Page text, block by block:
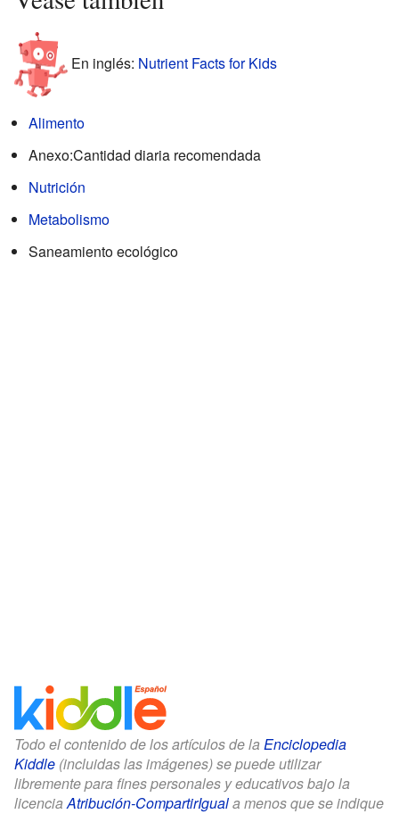
En inglés: Nutrient Facts for Kids
Alimento
Anexo:Cantidad diaria recomendada
Nutrición
Metabolismo
Saneamiento ecológico
Todo el contenido de los artículos de la Enciclopedia
Kiddle (incluidas las imágenes) se puede utilizar
libremente para fines personales y educativos bajo la
licenciaAtribución-CompartirIguala menos que se indique